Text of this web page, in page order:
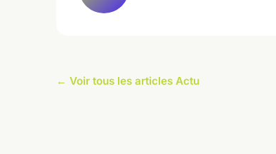
← Voir tous les articles Actu